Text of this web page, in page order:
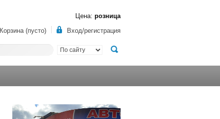
Цена: розница
Корзина (пусто)
Вход/регистрация